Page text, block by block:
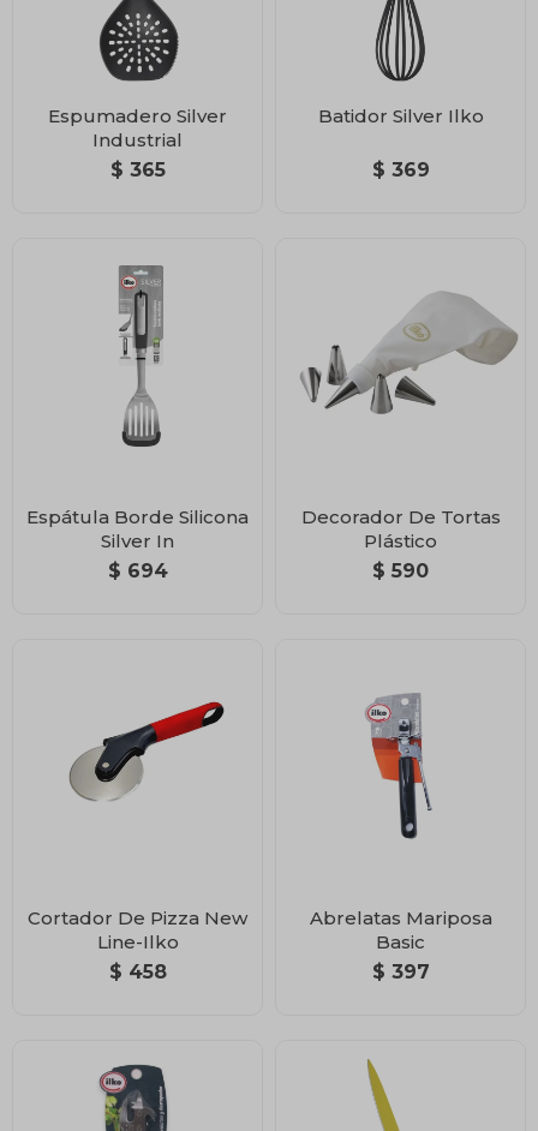
Espumadero Silver
Industrial
$ 365
Batidor Silver Ilko
$ 369
Espátula Borde Silicona
Silver In
$ 694
Decorador De Tortas
Plástico
$ 590
Cortador De Pizza New
Line-Ilko
$ 458
Abrelatas Mariposa
Basic
$ 397